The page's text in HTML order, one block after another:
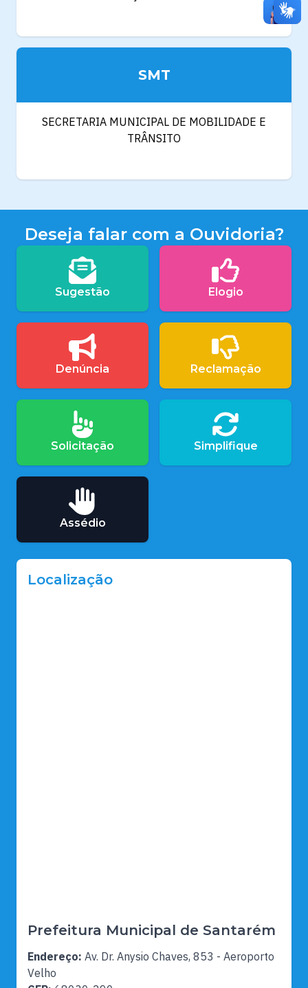
SMT
SECRETARIA MUNICIPAL DE MOBILIDADE E
TRÂNSITO
Deseja falar com a Ouvidoria?
Sugestão Elogio
Denúncia Reclamação
Solicitação Simplifique
Assédio
Localização
Prefeitura Municipal de Santarém
Endereço: Av. Dr. Anysio Chaves, 853 - Aeroporto
Velho